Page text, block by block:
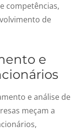
competências,
de
e
e análise de
meçam a